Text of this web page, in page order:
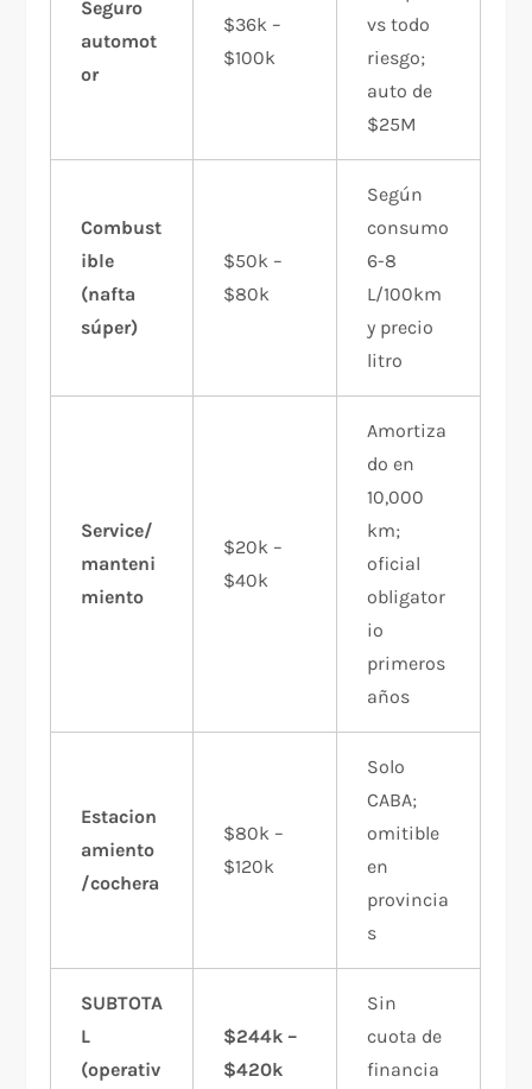
Seguro
automot
or
$36k –
$100k
vs todo
riesgo;
auto de
$25M
Combust
ible
(nafta
súper)
$50k –
$80k
Según
consumo
6-8
L/100km
y precio
litro
Service/
manteni
miento
$20k –
$40k
Amortiza
do en
10,000
km;
oficial
obligator
io
primeros
años
Estacion
amiento
/cochera
$80k –
$120k
Solo
CABA;
omitible
en
provincia
s
SUBTOTA
L
(operativ
$244k –
$420k
Sin
cuota de
financia